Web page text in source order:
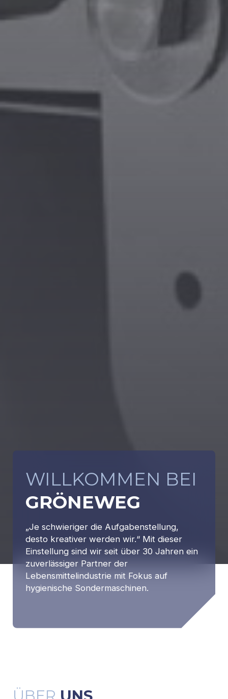
WILLKOMMEN BEI
GRÖNEWEG
„Je schwieriger die Aufgabenstellung,
desto kreativer werden wir.“ Mit dieser
Einstellung sind wir seit über 30 Jahren ein
zuverlässiger Partner der
Lebensmittelindustrie mit Fokus auf
hygienische Sondermaschinen.